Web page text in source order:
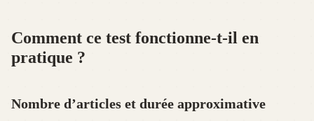
Comment ce test fonctionne-t-il en
pratique ?
Nombre d’articles et durée approximative